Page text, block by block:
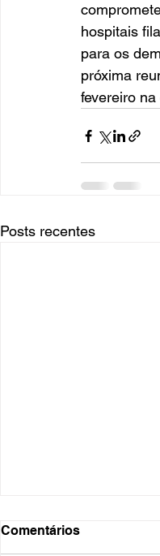
hospitais
para os
próxima
fevereiro na
Posts recentes
Comentários